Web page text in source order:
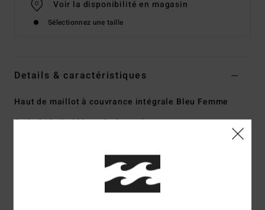
Voir la disponibilité en magasin
Sélectionnez une taille
Details & caractéristiques
Haut de maillot à couvrance intégrale Bleu Femme
Style24O181509 Code couleurssy
collection Happy Dance
matière Sunkissed texturée 96% nylon recyclé,